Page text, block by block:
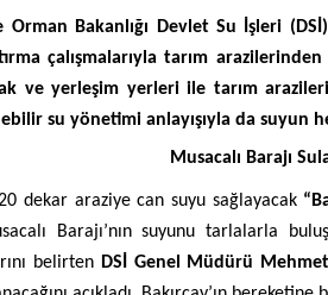
Orman Bakanlığı Devlet Su İşleri
çalışmalarıyla tarım
ve yerleşim yerleri ile tarım
su yönetimi anlayışıyla da suyun
Musacalı Barajı
dekar araziye can suyu sağlayacak
Barajı’nın suyunu tarlalarla
belirten DSİ Genel Müdürü